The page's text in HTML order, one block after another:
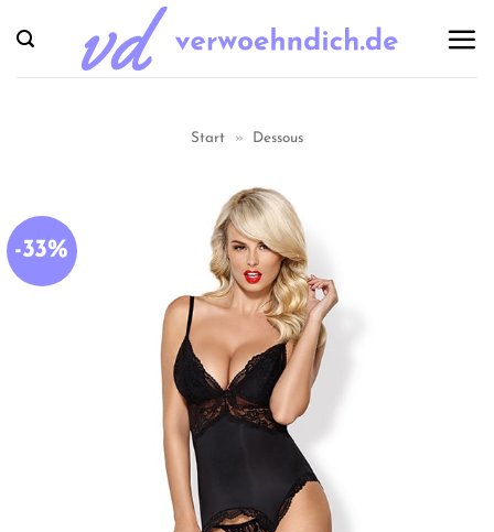
Inhalt
springen
Start » Dessous
-33%